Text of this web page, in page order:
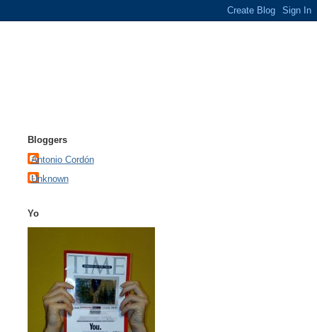
Bloggers
Antonio Cordón
Unknown
Yo